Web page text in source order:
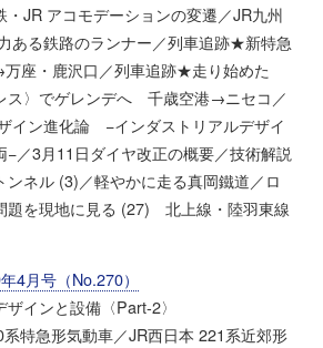
・JR アコモデーションの変遷／JR九州
ある鉄路のランナー／列車追跡★新特急
万座・鹿沢口／列車追跡★走り始めた
ス〉でゲレンデへ 千歳空港→ニセコ／
イン進化論 −インダストリアルデザイ
−／3月11日ダイヤ改正の概要／技術解説
ネル (3)／軽やかに走る真岡鐵道／ロ
題を現地に見る (27) 北上線・陸羽東線
4月号（No.270）
インと設備〈Part-2〉
特急形気動車／JR西日本 221系近郊形